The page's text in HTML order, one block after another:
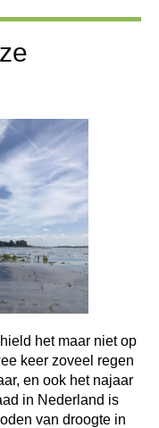
het maar niet op
keer zoveel regen
en ook het najaar
in Nederland is
van droogte in